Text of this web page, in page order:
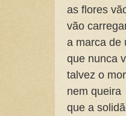
as flores
vão
a marca de
que nunca
talvez o
nem queira
que a